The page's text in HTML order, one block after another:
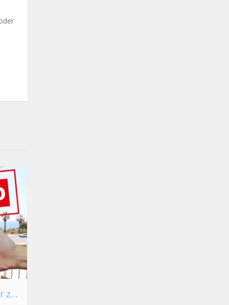
Apartamento Almuñecar zona TESORILLO